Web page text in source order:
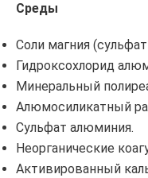
Среды
Соли магния
Гидроксохлорид
Минеральный
Алюмосиликатный
Сульфат алюминия.
Неорганические
Активированный